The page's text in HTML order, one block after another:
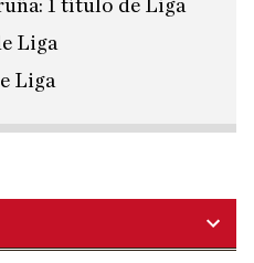
1 título de Liga
Liga
Liga